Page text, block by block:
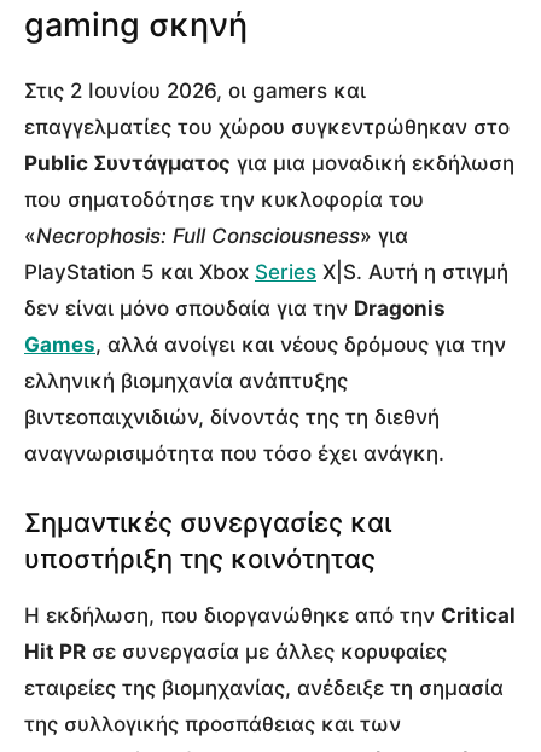
gaming σκηνή
Στις 2 Ιουνίου 2026, οι gamers και
επαγγελματίες του χώρου συγκεντρώθηκαν στο
Public Συντάγματος για μια μοναδική εκδήλωση
που σηματοδότησε την κυκλοφορία του
«Necrophosis: Full Consciousness» για
PlayStation 5 και Xbox Series X|S. Αυτή η στιγμή
δεν είναι μόνο σπουδαία για την Dragonis
Games, αλλά ανοίγει και νέους δρόμους για την
ελληνική βιομηχανία ανάπτυξης
βιντεοπαιχνιδιών, δίνοντάς της τη διεθνή
αναγνωρισιμότητα που τόσο έχει ανάγκη.
Σημαντικές συνεργασίες και
υποστήριξη της κοινότητας
Η εκδήλωση, που διοργανώθηκε από την Critical
Hit PR σε συνεργασία με άλλες κορυφαίες
εταιρείες της βιομηχανίας, ανέδειξε τη σημασία
της συλλογικής προσπάθειας και των